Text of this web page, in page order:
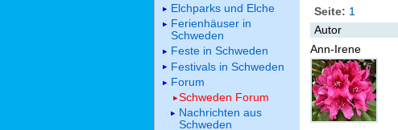
Seite: 1
Autor
Ann-Irene
Elchparks und Elche
Ferienhäuser in
Schweden
Feste in Schweden
Festivals in Schweden
Forum
Schweden Forum
Nachrichten aus
Schweden